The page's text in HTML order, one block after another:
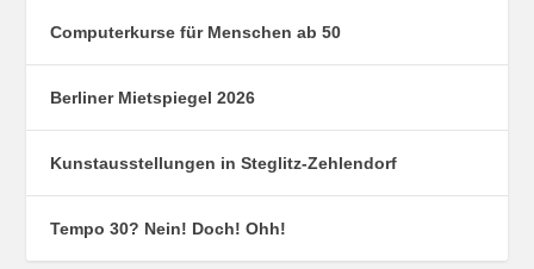
Computerkurse für Menschen ab 50
Berliner Mietspiegel 2026
Kunstausstellungen in Steglitz-Zehlendorf
Tempo 30? Nein! Doch! Ohh!